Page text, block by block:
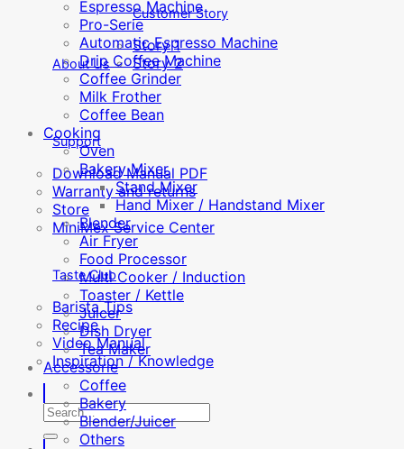
About Us
Customer Story
Story 1
Story 2
Support
Download Manual PDF
Warranty and returns
Store
MiniMex Service Center
Taste Club
Barista Tips
Recipe
Video Manual
Inspiration / Knowledge
Search
for:
Cappuccino
quantity
Espresso Machine
Pro-Serie
Automatic Espresso Machine
Drip Coffee Machine
Coffee Grinder
Milk Frother
Coffee Bean
Cooking
Oven
Bakery Mixer
Stand Mixer
Hand Mixer / Handstand Mixer
Blender
Air Fryer
Food Processor
Multi Cooker / Induction
Toaster / Kettle
Juicer
Dish Dryer
Tea Maker
Accessorie
Coffee
Bakery
Blender/Juicer
Others